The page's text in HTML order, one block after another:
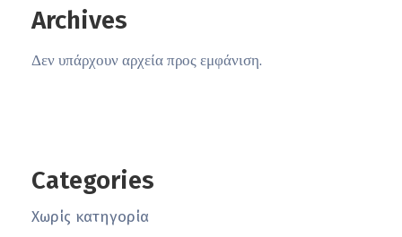
Archives
Δεν υπάρχουν αρχεία προς εμφάνιση.
Categories
Χωρίς κατηγορία